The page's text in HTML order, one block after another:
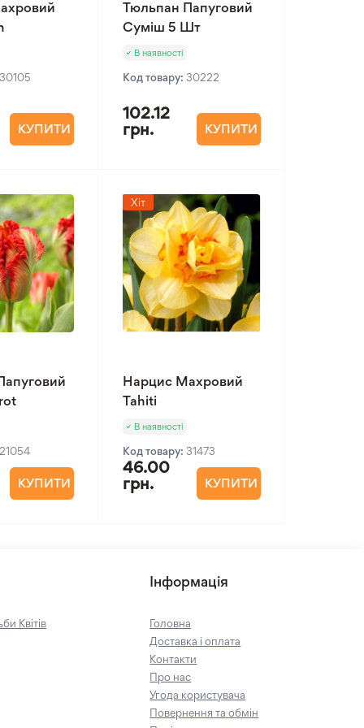
30105
КУПИТИ
Тюльпан Папуговий
Суміш 5 Шт
В наявності
Код товару: 30222
102.12
грн.
КУПИТИ
21054
КУПИТИ
Хіт
Нарцис Махровий
Tahiti
В наявності
Код товару: 31473
46.00
грн.
КУПИТИ
Квітів
Інформація
Головна
Доставка і оплата
Контакти
Про нас
Угода користувача
Повернення та обмін